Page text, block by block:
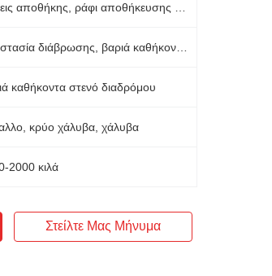
καθήκοντα στενό διαδρόμου
κρύο χάλυβα, χάλυβα
2000 κιλά
Στείλτε Μας Μήνυμα